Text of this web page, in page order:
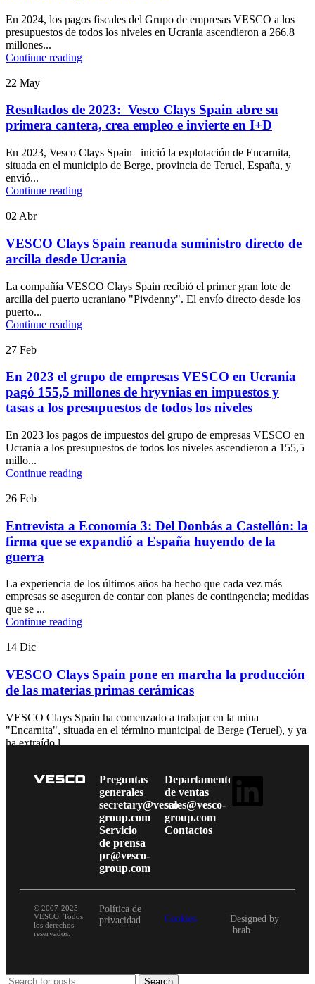
En 2024, los pagos fiscales del Grupo de empresas VESCO a los
presupuestos de todos los niveles en Ucrania ascendieron a 266.8
millones...
Continue reading
22 May
Resultados de 2023: Vesco Clays Spain abre su
primera cantera, crea empleo e invierte en I+D
En 2023, Vesco Clays Spain inició la explotación de Encarnita,
situada en el municipio de Berge, provincia de Teruel, España, y
envió...
Continue reading
02 Abr
VESCO Clays Spain reanuda suministro directo de
arcilla desde Ucrania
La compañía VESCO Clays Spain recibió el primer gran lote de
arcilla del puerto ucraniano "Pivdenny". El envío directo desde los
puerto...
Continue reading
27 Feb
En 2023 el grupo de empresas VESCO en Ucrania
pagó 155,5 millones de hryvnias en impuestos y
tasas a los presupuestos de todos los niveles
En 2023 los pagos de impuestos del grupo de empresas VESCO en
Ucrania a los presupuestos de todos los niveles ascendieron a 155,5
millo...
Continue reading
26 Feb
Entrevista a Economía 3: Del Donbás a Castellón: la
firma que se expandió a España huyendo de la
guerra
La experiencia de los últimos años ha hecho que cada vez más
empresas se aseguren de contar con planes de contingencia; medidas
que se ...
Continue reading
14 Dic
VESCO Clays Spain pone en marcha la producción
de las materias primas cerámicas
VESCO Clays Spain ha comenzado a trabajar en la mina
"Encarnita", situada en el término municipal de Berge (Teruel), y ya
ha extraído l...
Preguntas
generales
secretary@vesco-
group.com
Servicio
de prensa
pr@vesco-
group.com
Departamento
de ventas
sales@vesco-
group.com
Contactos
© 2007-2025
VESCO. Todos
los derechos
reservados.
Política de
privacidad
Cookies
Designed by
.brab
Search